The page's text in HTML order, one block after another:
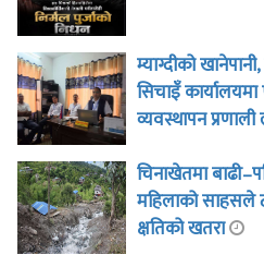
म्याग्दीको
सिचाइँ
व्यवस्थापन
चिनाखेतमा
महिलाको साहसले
क्षतिको खतरा